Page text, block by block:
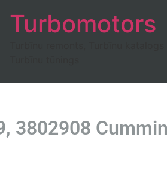
Turbomotors
3802908